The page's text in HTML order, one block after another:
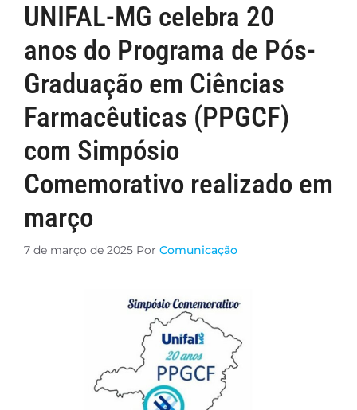
UNIFAL-MG celebra 20
anos do Programa de Pós-
Graduação em Ciências
Farmacêuticas (PPGCF)
com Simpósio
Comemorativo realizado em
março
7 de março de 2025 Por Comunicação